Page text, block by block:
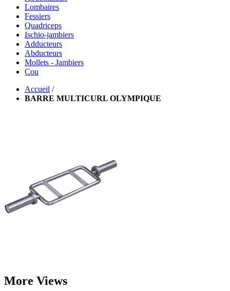
Lombaires
Fessiers
Quadriceps
Ischio-jambiers
Adducteurs
Abducteurs
Mollets - Jambiers
Cou
Accueil /
BARRE MULTICURL OLYMPIQUE
More Views